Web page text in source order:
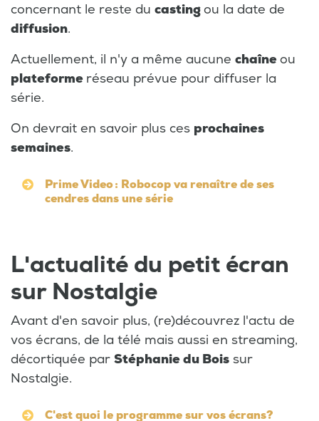
concernant le reste du castingou la date de
diffusion.
Actuellement, il n'y a même aucune chaîneou
plateforme réseau prévue pour diffuser la
série.
On devrait en savoir plus ces prochaines
semaines.
Prime Video : Robocop va renaître de ses
cendres dans une série
L'actualité du petit écran
sur Nostalgie
Avant d'en savoir plus, (re)découvrez l'actu de
vos écrans, de la télé mais aussi en streaming,
décortiquée par Stéphanie du Bois sur
Nostalgie.
C'est quoi le programme sur vos écrans?